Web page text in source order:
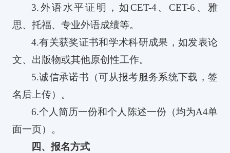
3.外语水平证明，如 CET-4、CET-6 、雅
思、托福、专业外语成绩等。
4.有关获奖证书和学术科研成果，如发表论
文、出版物或其他原创性工作。
5.诚信承诺书（可从报考服务系统下载，签
名后上传）。
6.个人简历一份和个人陈述一份（均为A4单
面一页）。
四、报名方式